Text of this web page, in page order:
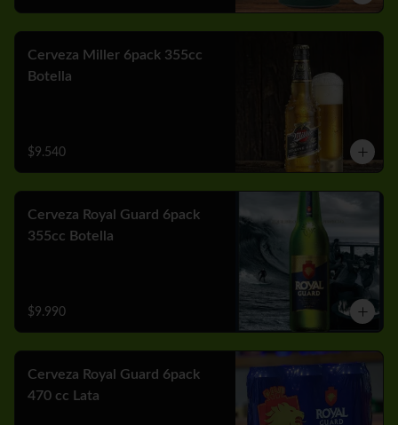
Cerveza Miller 6pack 355cc
Botella
$9.540
Cerveza Royal Guard 6pack
355cc Botella
$9.990
Cerveza Royal Guard 6pack
470 cc Lata